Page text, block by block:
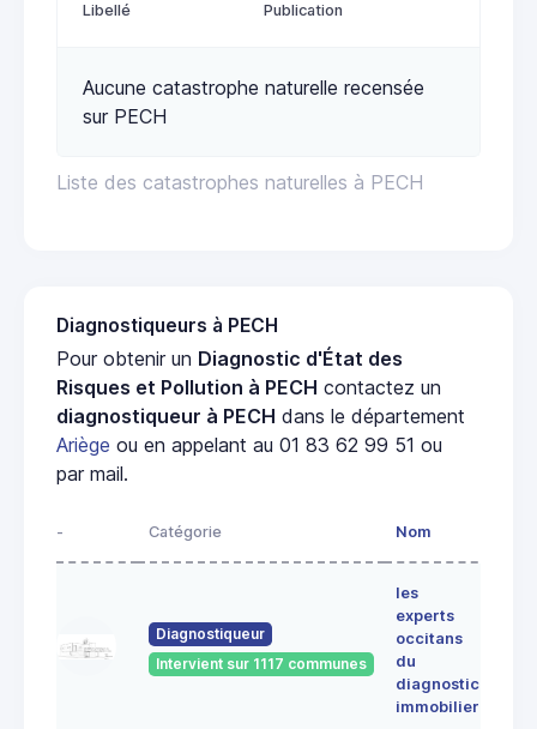
Liste des catastrophes naturelles à PECH
Libellé Publication
Aucune catastrophe naturelle recensée
sur PECH
Diagnostiqueurs à PECH
Pour obtenir un Diagnostic d'État des
Risques et Pollution à PECH contactez un
diagnostiqueur à PECH dans le département
Ariège ou en appelant au 01 83 62 99 51 ou
par mail.
- Catégorie Nom
Diagnostiqueur
Intervient sur 1117 communes
les
experts
occitans
du
diagnostic
immobilier